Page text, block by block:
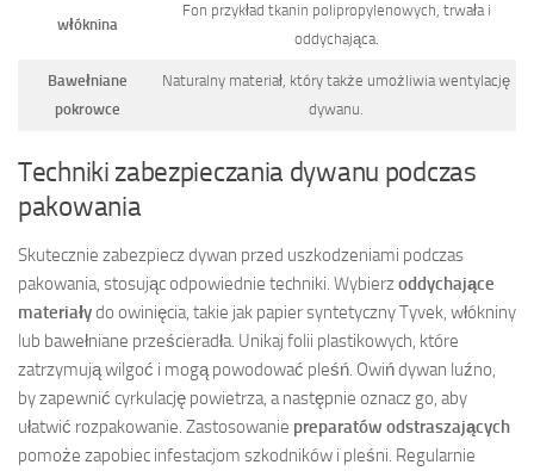
włóknina
Fon przykład tkanin polipropylenowych, trwała i
oddychająca.
Bawełniane
pokrowce
Naturalny materiał, który także umożliwia wentylację
dywanu.
Techniki zabezpieczania dywanu podczas
pakowania
Skutecznie zabezpiecz dywan przed uszkodzeniami podczas
pakowania, stosując odpowiednie techniki. Wybierzoddychające
materiałydo owinięcia, takie jak papier syntetyczny Tyvek, włókniny
lub bawełniane prześcieradła. Unikaj folii plastikowych, które
zatrzymują wilgoć i mogą powodować pleśń. Owiń dywan luźno,
by zapewnić cyrkulację powietrza, a następnie oznacz go, aby
ułatwić rozpakowanie. Zastosowanie preparatów odstraszających
pomoże zapobiec infestacjom szkodników i pleśni. Regularnie